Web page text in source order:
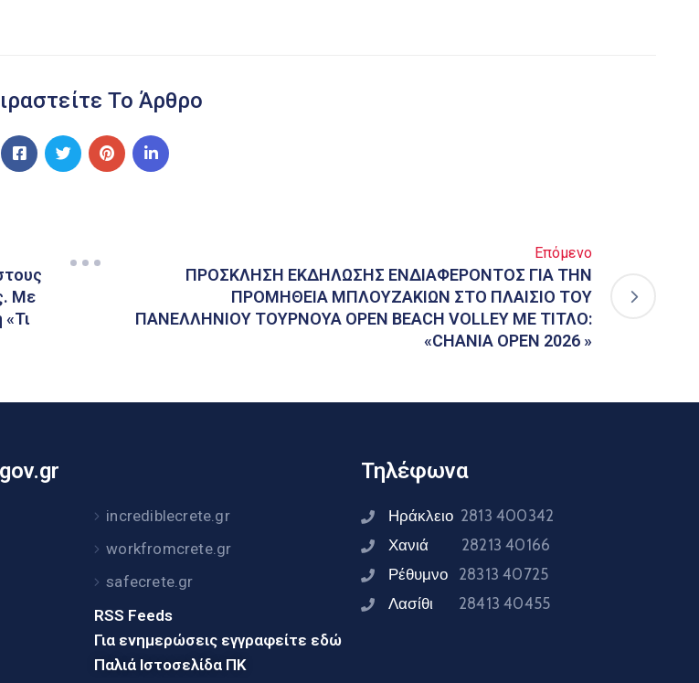
Το Άρθρο
Με
Επόμενο
ΠΡΟΣΚΛΗΣΗ ΕΚΔΗΛΩΣΗΣ ΕΝΔΙΑΦΕΡΟΝΤΟΣ ΓΙΑ ΤΗΝ
ΠΡΟΜΗΘΕΙΑ ΜΠΛΟΥΖΑΚΙΩΝ ΣΤΟ ΠΛΑΙΣΙΟ ΤΟΥ
ΠΑΝΕΛΛΗΝΙΟΥ ΤΟΥΡΝΟΥΑ OPEN BEACH VOLLEY ΜΕ ΤΙΤΛΟ:
«CHANIA OPEN 2026 »
incrediblecrete.gr
workfromcrete.gr
safecrete.gr
RSS Feeds
Για ενημερώσεις εγγραφείτε εδώ
Παλιά Ιστοσελίδα ΠΚ
Τηλέφωνα
Ηράκλειο 2813 400342
Χανιά 28213 40166
Ρέθυμνο 28313 40725
Λασίθι 28413 40455